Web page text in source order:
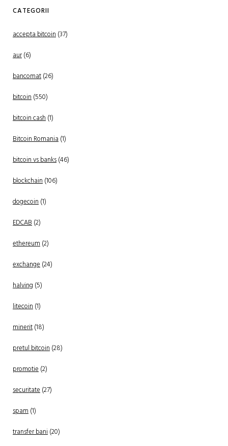
CATEGORII
accepta bitcoin(37)
aur(6)
bancomat(26)
bitcoin(550)
bitcoin cash(1)
Bitcoin Romania(1)
bitcoin vs banks(46)
blockchain(106)
dogecoin(1)
EDCAB(2)
ethereum(2)
exchange(24)
halving (5)
litecoin(1)
minerit(18)
pretul bitcoin(28)
promotie(2)
securitate(27)
spam(1)
transfer bani(20)